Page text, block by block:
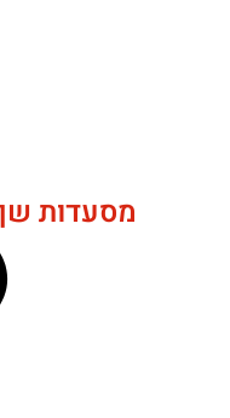
מסעדות